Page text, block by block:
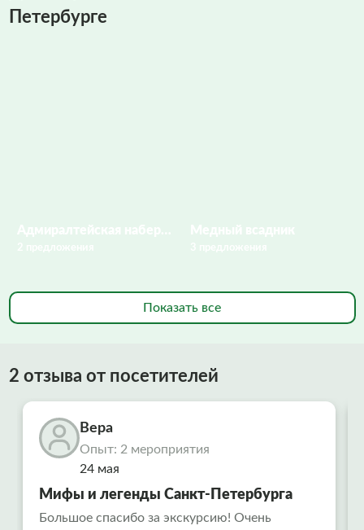
Петербурге
Показать все
2 отзыва от посетителей
Вера
Опыт: 2 мероприятия
24 мая
Мифы и легенды Санкт-Петербурга
Большое спасибо за экскурсию! Очень